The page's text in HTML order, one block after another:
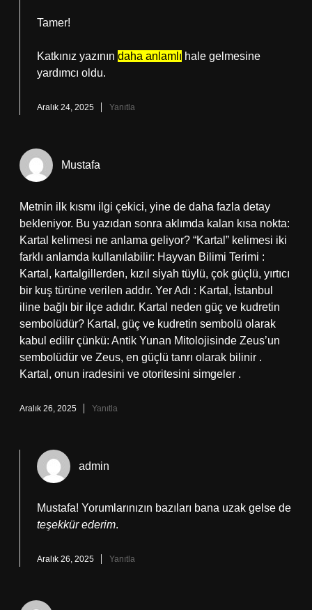
Tamer!
Katkınız yazının daha anlamlı hale gelmesine
yardımcı oldu.
Aralık 24, 2025 Yanıtla
Mustafa
Metnin ilk kısmı ilgi çekici, yine de daha fazla detay
bekleniyor. Bu yazıdan sonra aklımda kalan kısa nokta:
Kartal kelimesi ne anlama geliyor? “Kartal” kelimesi iki
farklı anlamda kullanılabilir: Hayvan Bilimi Terimi :
Kartal, kartalgillerden, kızıl siyah tüylü, çok güçlü, yırtıcı
bir kuş türüne verilen addır. Yer Adı : Kartal, İstanbul
iline bağlı bir ilçe adıdır. Kartal neden güç ve kudretin
sembolüdür? Kartal, güç ve kudretin sembolü olarak
kabul edilir çünkü: Antik Yunan Mitolojisinde Zeus’un
sembolüdür ve Zeus, en güçlü tanrı olarak bilinir .
Kartal, onun iradesini ve otoritesini simgeler .
Aralık 26, 2025 Yanıtla
admin
Mustafa! Yorumlarınızın bazıları bana uzak gelse de
teşekkür ederim.
Aralık 26, 2025 Yanıtla